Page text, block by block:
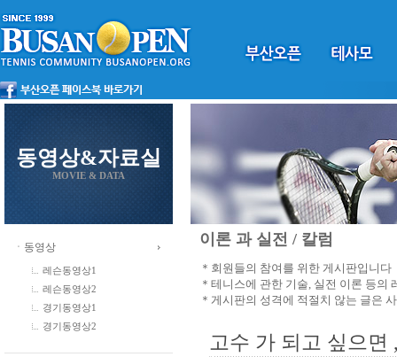
동영상&자료실
MOVIE & DATA
ㆍ동영상
레슨동영상1
레슨동영상2
경기동영상1
경기동영상2
이론 과 실전 / 칼럼
＊회원들의 참여를 위한 게시판입니다
＊테니스에 관한 기술, 실전 이론 등의
＊게시판의 성격에 적절치 않는 글은
고수 가 되고 싶으면